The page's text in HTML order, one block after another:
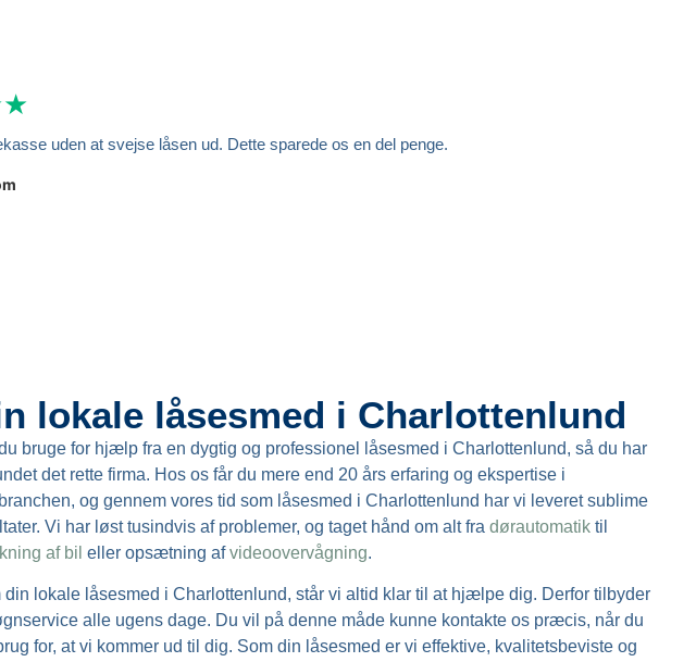
uden at svejse låsen ud. Dette sparede os en del penge.
lokale låsesmed i Charlottenlund
bruge for hjælp fra en dygtig og professionel låsesmed i Charlottenlund, så du har
det rette firma. Hos os får du mere end 20 års erfaring og ekspertise i
og gennem vores tid som låsesmed i Charlottenlund har vi leveret sublime
Vi har løst tusindvis af problemer, og taget hånd om alt fra dørautomatik til
af bil eller opsætning afvideoovervågning.
din lokale låsesmed i Charlottenlund, står vi altid klar til at hjælpe dig. Derfor tilbyder
alle ugens dage. Du vil på denne måde kunne kontakte os præcis, når du
for, at vi kommer ud til dig. Som din låsesmed er vi effektive, kvalitetsbeviste og